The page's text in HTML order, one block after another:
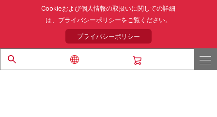
ローム製品の販売に関する標準契約条件書(PDF)
© 1997 - 2026 ROHM CO., LTD. ALL RIGHTS RESERVED.
Cookieおよび個人情報の取扱いに関しての詳細
は、プライバシーポリシーをご覧ください。
プライバシーポリシー